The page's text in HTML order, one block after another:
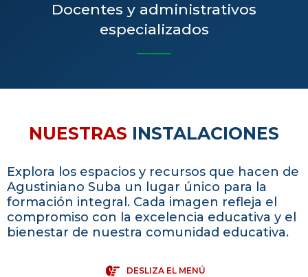
Docentes y administrativos
especializados
NUESTRAS INSTALACIONES
Explora los espacios y recursos que hacen de
Agustiniano Suba un lugar único para la
formación integral. Cada imagen refleja el
compromiso con la excelencia educativa y el
bienestar de nuestra comunidad educativa.
DESLIZA EL MENÚ